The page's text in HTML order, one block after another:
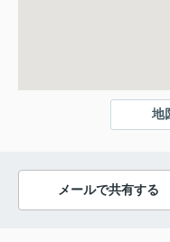
地
メールで共有する